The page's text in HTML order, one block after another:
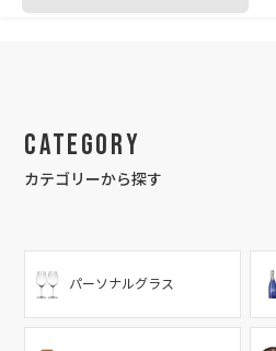
Category
カテゴリーから探す
パーソナルグラス